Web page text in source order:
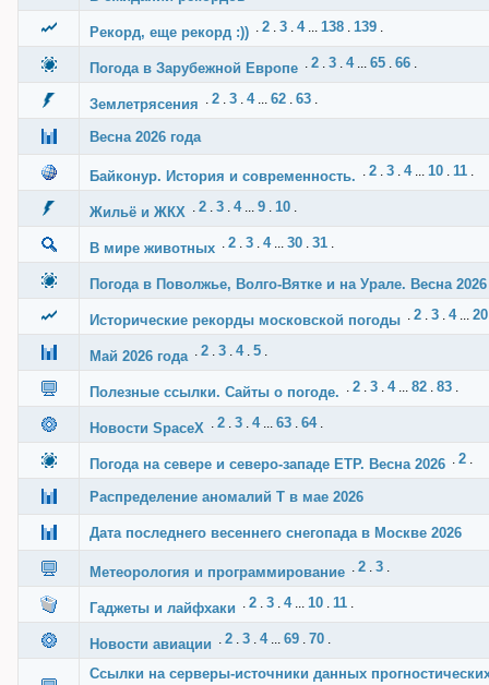
Рекорд, еще рекорд :)) . 2 . 3 . 4... 138 . 139 .
Погода в Зарубежной Европе . 2 . 3 . 4... 65 . 66 .
Землетрясения . 2 . 3 . 4... 62 . 63 .
Весна 2026 года
Байконур. История и современность. . 2 . 3 . 4... 10 . 11 .
Жильё и ЖКХ . 2 . 3 . 4... 9 . 10 .
В мире животных . 2 . 3 . 4... 30 . 31 .
Погода в Поволжье, Волго-Вятке и на Урале. Весна 2026
Исторические рекорды московской погоды . 2 . 3 . 4... 20
Май 2026 года . 2 . 3 . 4. 5 .
Полезные ссылки. Сайты о погоде. . 2 . 3 . 4... 82 . 83 .
Новости SpaceX . 2 . 3 . 4... 63 . 64.
Погода на севере и северо-западе ЕТР. Весна 2026 . 2 .
Распределение аномалий Т в мае 2026
Дата последнего весеннего снегопада в Москве 2026
Метеорология и программирование . 2 . 3 .
Гаджеты и лайфхаки . 2 . 3 . 4... 10 . 11 .
Новости авиации . 2 . 3 . 4... 69 . 70 .
Ссылки на серверы-источники данных